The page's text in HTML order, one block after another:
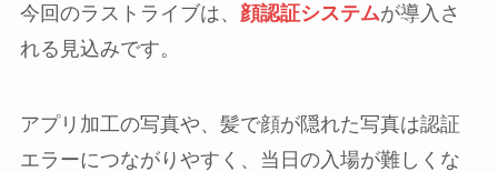
今回のラストライブは、 顔認証システムが導入さ
れる見込みです。
アプリ加工の写真や、髪で顔が隠れた写真は認証
エラーにつながりやすく、当日の入場が難しくな